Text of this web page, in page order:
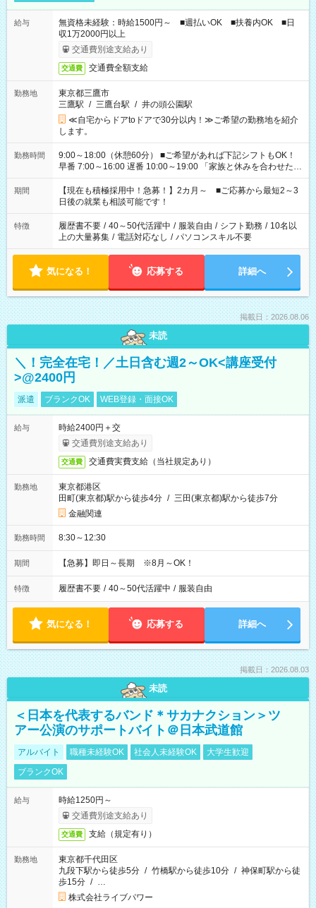
給与
無資格未経験：時給1500円～ ■週払いOK ■扶養内OK ■日
収1万2000円以上
交通費別途支給あり
交通費 交通費全額支給
勤務地
東京都三鷹市
三鷹駅 / 三鷹台駅 / 井の頭公園駅
≪自宅からドアtoドアで30分以内！≫ご希望の勤務地を紹介
します。
勤務時間
9:00～18:00（休憩60分） ■ご希望があれば下記シフトもOK！
早番 7:00～16:00 遅番 10:00～19:00 「家族と休みを合わせた
い」 「余裕を持って夕飯の準備がしたい」 「できれば残業はし
たくない」 など、ご希望を教えてくださいね。 ※Wワーク希望
の方へ 今ご覧のお仕事で希望する勤務時間と、もう1つのお仕事
の勤務時間。 合計で週40時間を超える場合は応募できません。
期間
【現在も積極採用中！急募！】2カ月～ ■ご応募から最短2～3
日後の就業も相談可能です！
特徴 履歴書不要 / 40～50代活躍中 / 服装自由 / シフト勤務 / 10名以
上の大量募集 / 電話対応なし / パソコンスキル不要
気になる！ 応募する 詳細へ
掲載日：2026.08.06
未読
＼！完全在宅！／土日含む週2～OK<講座受付
>@2400円
派遣 ブランクOK WEB登録・面接OK
給与
時給2400円＋交
交通費別途支給あり
交通費 交通費実費支給（当社規定あり）
勤務地
東京都港区
田町(東京都)駅から徒歩4分 / 三田(東京都)駅から徒歩7分
金融関連
勤務時間 8:30～12:30
期間 【急募】即日～長期 ※8月～OK！
特徴 履歴書不要 / 40～50代活躍中 / 服装自由
気になる！ 応募する 詳細へ
掲載日：2026.08.03
未読
＜日本を代表するバンド＊サカナクション＞ツ
アー公演のサポートバイト＠日本武道館
アルバイト 職種未経験OK 社会人未経験OK
大学生歓迎
ブランクOK
給与
時給1250円～
交通費別途支給あり
交通費 支給（規定有り）
勤務地
東京都千代田区
九段下駅から徒歩5分 / 竹橋駅から徒歩10分 / 神保町駅から徒
歩15分 / …
株式会社ライブパワー